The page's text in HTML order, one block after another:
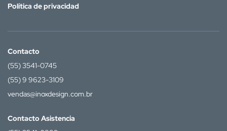
Política de privacidad
Contacto
(55) 3541-0745
(55) 9 9623-3109
vendas@inoxdesign.com.br
Contacto Asistencia